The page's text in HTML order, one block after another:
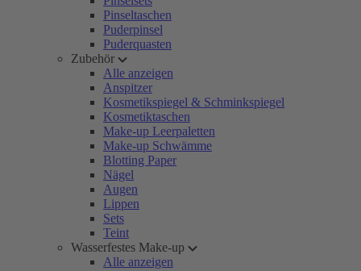
Pinseltaschen
Puderpinsel
Puderquasten
Zubehör
Alle anzeigen
Anspitzer
Kosmetikspiegel & Schminkspiegel
Kosmetiktaschen
Make-up Leerpaletten
Make-up Schwämme
Blotting Paper
Nägel
Augen
Lippen
Sets
Teint
Wasserfestes Make-up
Alle anzeigen